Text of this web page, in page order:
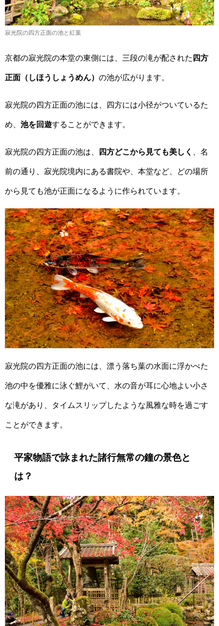
寂光院の四方正面の池と紅葉
京都の寂光院の本堂の東側には、三段の滝が配された 四方
正面（しほうしょうめん） の池が広がります。
寂光院の四方正面の池には、四方には小径がついているた
め、 池を回遊することができます。
寂光院の四方正面の池は、 四方どこから見ても美しく 、名
前の通り、寂光院境内にある書院や、本堂など、どの場所
から見ても池が正面になるように作られています。
寂光院の四方正面の池には、漂う落ち葉の水面に浮かべた
池の中を優雅に泳ぐ鯉がいて、水の音が耳に心地よい小さ
な滝があり、タイムスリップしたような風雅な時を過ごす
ことができます。
平家物語で詠まれた諸行無常の鐘の景色と
は？